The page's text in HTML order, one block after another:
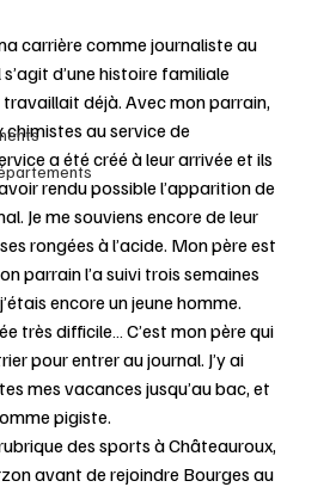
carrière comme journaliste au
d’une histoire familiale
déjà. Avec mon parrain,
au service de
a été créé à leur arrivée et ils
rendu possible l’apparition de
Je me souviens encore de leur
rongées à l’acide. Mon père est
parrain l’a suivi trois semaines
encore un jeune homme.
très difficile… C’est mon père qui
pour entrer au journal. J’y ai
mes vacances jusqu’au bac, et
pigiste.
des sports à Châteauroux,
avant de rejoindre Bourges au